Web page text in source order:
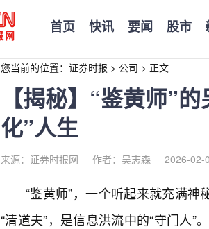
首页 快讯 要闻 股市
您当前的位置： 证券时报 > 公司 > 正文
【揭秘】“鉴黄师”
化”人生
来源：证券时报网 作者：吴志森 2026-02-
“鉴黄师”，一个听起来就充满
“清道夫”，是信息洪流中的“守门人